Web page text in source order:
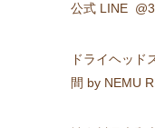
公式 LINE
ドライヘッド
間 by NEMU